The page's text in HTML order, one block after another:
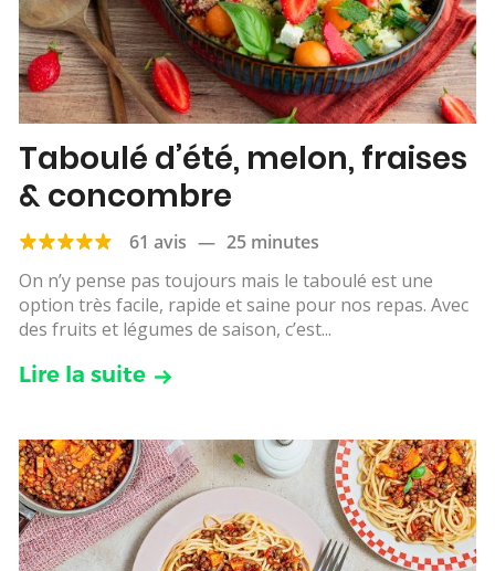
Taboulé d’été, melon, fraises
& concombre
61 avis — 25 minutes
On n’y pense pas toujours mais le taboulé est une
option très facile, rapide et saine pour nos repas. Avec
des fruits et légumes de saison, c’est...
Lire la suite